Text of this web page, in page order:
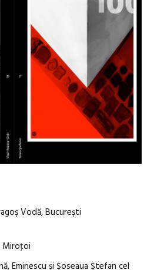
Vodă, Bucureşti
Miroţoi
Eminescu şi Şoseaua Ştefan cel